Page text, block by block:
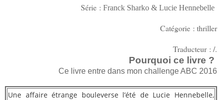
Série : Franck Sharko & Lucie Hennebelle
Catégorie : thriller
Traducteur : /.
Pourquoi ce livre ?
Ce livre entre dans mon challenge ABC 2016
Une affaire étrange bouleverse l’été de Lucie Hennebelle,